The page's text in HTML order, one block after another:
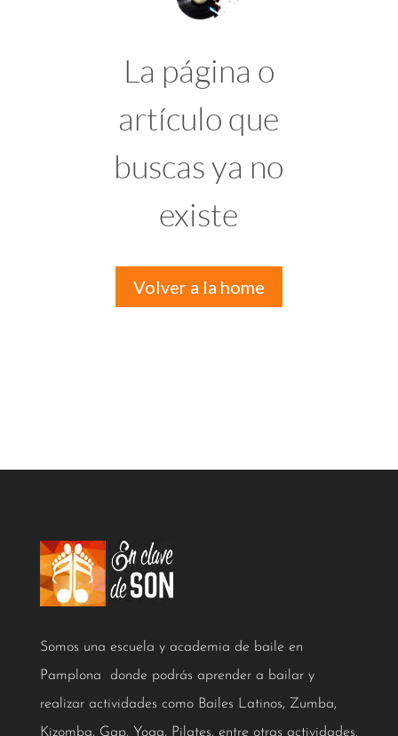
La página o
artículo que
buscas ya no
existe
Volver a la home
Somos una escuela y academia de baile en
Pamplona donde podrás aprender a bailar y
realizar actividades como Bailes Latinos, Zumba,
Kizomba, Gap, Yoga, Pilates, entre otras actividades.